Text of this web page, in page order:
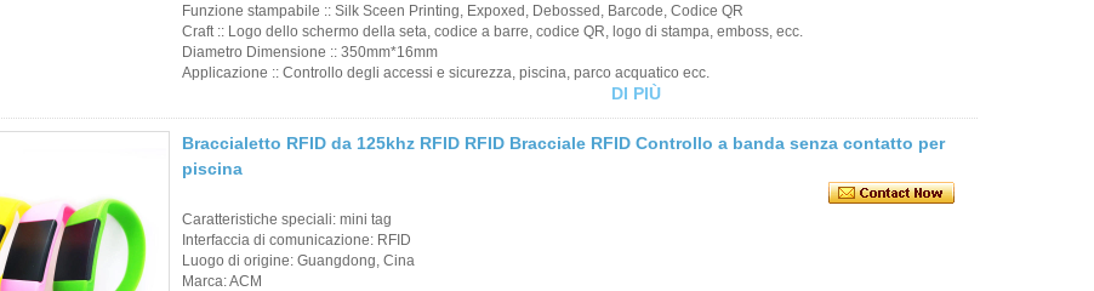
Funzione stampabile :: Silk Sceen Printing, Expoxed, Debossed, Barcode, Codice QR
Craft :: Logo dello schermo della seta, codice a barre, codice QR, logo di stampa, emboss, ecc.
Diametro Dimensione :: 350mm*16mm
Applicazione :: Controllo degli accessi e sicurezza, piscina, parco acquatico ecc.
DI PIÙ
Braccialetto RFID da 125khz RFID RFID Bracciale RFID Controllo a banda senza contatto per
piscina
Caratteristiche speciali: mini tag
Interfaccia di comunicazione: RFID
Luogo di origine: Guangdong, Cina
Marca: ACM